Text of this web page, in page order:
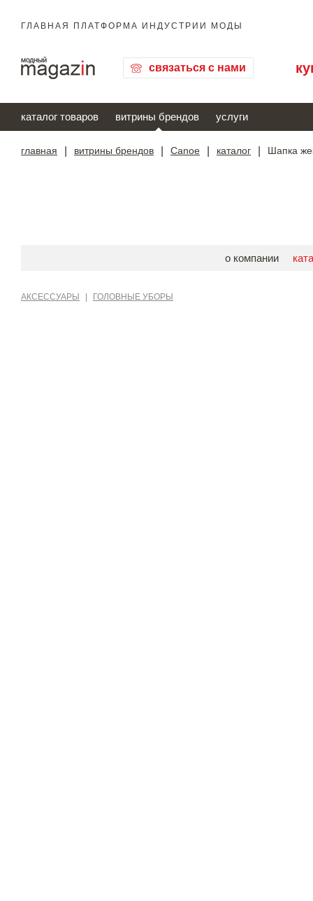
ГЛАВНАЯ ПЛАТФОРМА ИНДУСТРИИ МОДЫ
связаться с нами
каталог товаров витрины брендов услуги
главная витрины брендов Canoe каталог Шапка
о компании
АКСЕССУАРЫ ГОЛОВНЫЕ УБОРЫ